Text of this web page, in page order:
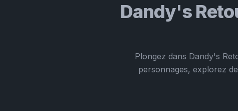
Dandy's
Plongez dans Dandy's
personnages, explorez